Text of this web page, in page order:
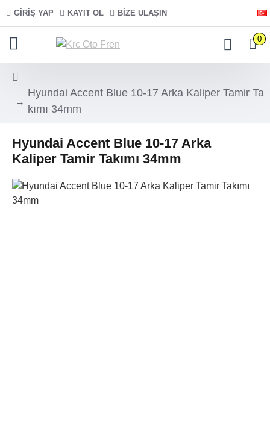
GIRIŞ YAP KAYIT OL BIZE ULAŞIN
0
Hyundai Accent Blue 10-17 Arka Kaliper Tamir Ta
kımı 34mm
Hyundai Accent Blue 10-17 Arka
Kaliper Tamir Takımı 34mm